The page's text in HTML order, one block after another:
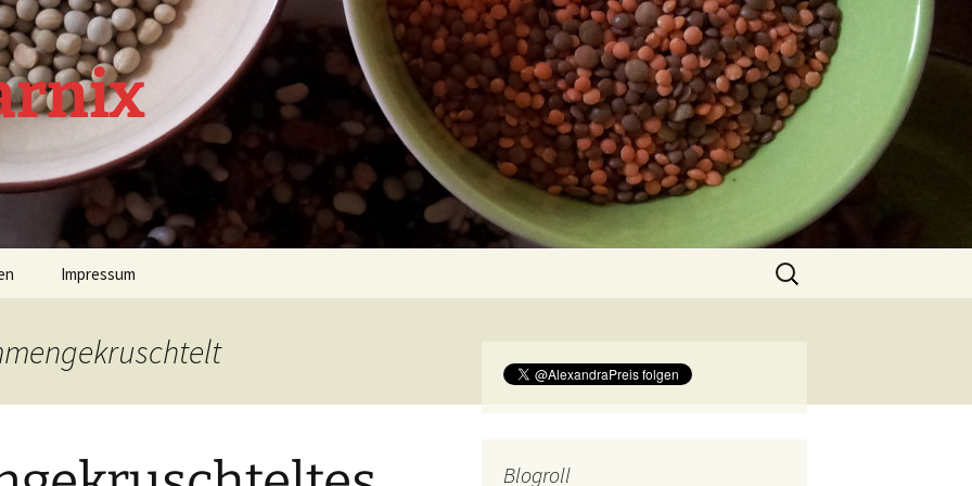
Impressum
Suchen
nach:
Blogroll